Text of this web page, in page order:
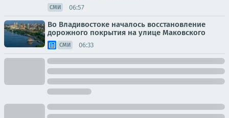
СМИ 06:57
Во Владивостоке началось восстановление
дорожного покрытия на улице Маковского
СМИ 06:33